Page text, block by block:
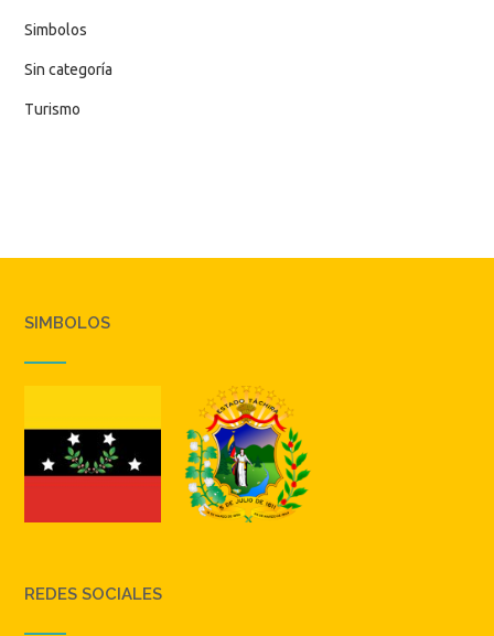
Simbolos
Sin categoría
Turismo
SIMBOLOS
REDES SOCIALES